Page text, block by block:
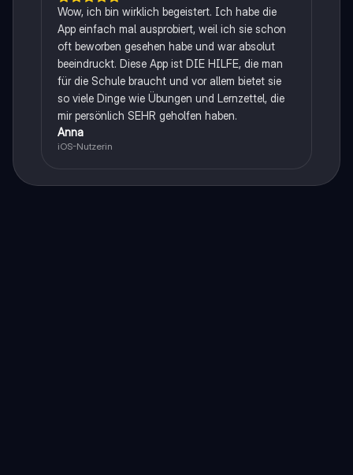
Wow, ich bin wirklich begeistert. Ich habe die
App einfach mal ausprobiert, weil ich sie schon
oft beworben gesehen habe und war absolut
beeindruckt. Diese App ist DIE HILFE, die man
für die Schule braucht und vor allem bietet sie
so viele Dinge wie Übungen und Lernzettel, die
mir persönlich SEHR geholfen haben.
Anna
iOS-Nutzerin